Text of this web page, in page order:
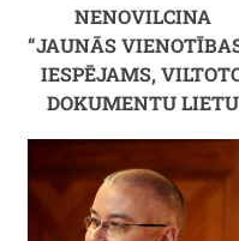
NENOVILCINA
“JAUNĀS
IESPĒJAMS,
DOKUMENTU LIETU